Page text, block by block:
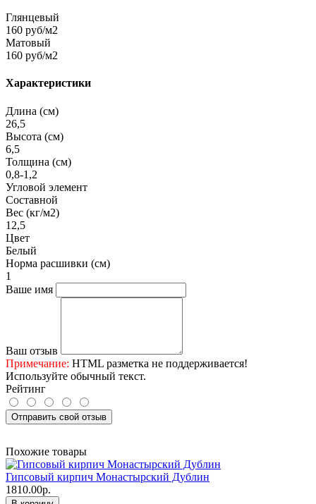
Глянцевый
160 руб/м2
Матовый
160 руб/м2
Характеристики
Длина (см)
26,5
Высота (см)
6,5
Толщина (см)
0,8-1,2
Угловой элемент
Составной
Вес (кг/м2)
12,5
Цвет
Белый
Норма расшивки (см)
1
Ваше имя
Ваш отзыв
Примечание: HTML разметка не поддерживается!
Используйте обычный текст.
Рейтинг
Отправить свой отзыв
Похожие товары
Гипсовый кирпич Монастырский Дублин
1810.00р.